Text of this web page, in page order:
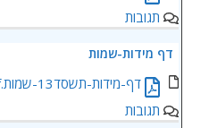
תגובות
דף מידות-שמות
דף-מידות-תשסד13-שמות.pdf
תגובות